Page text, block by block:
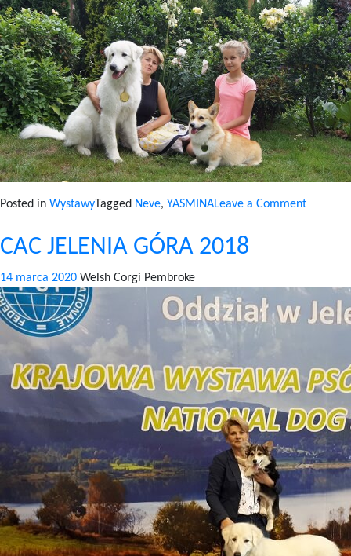
Posted in WystawyTagged Neve, YASMINALeave a Commenton
CAC JELENIA GÓRA 2018
14 marca 2020 Welsh Corgi Pembroke